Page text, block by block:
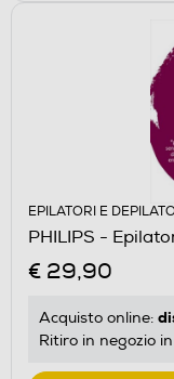
EPILATORI E
PHILIPS -
€ 29,90
Acquisto online:
Ritiro in negozio